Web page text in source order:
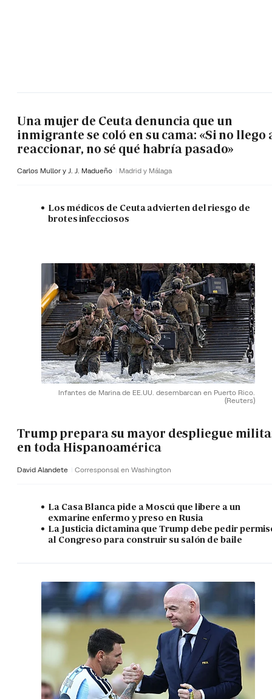
Una mujer de Ceuta denuncia que un
inmigrante se coló en su cama: «Si no llego
reaccionar, no sé qué habría pasado»
Carlos Mullor y J. J. Madueño Madrid y Málaga
Los médicos de Ceuta advierten del riesgo de
brotes infecciosos
Infantes de Marina de EE.UU. desembarcan en Puerto Rico.
(Reuters)
Trump prepara su mayor despliegue
en toda Hispanoamérica
David Alandete Corresponsal en Washington
La Casa Blanca pide a Moscú que libere a un
exmarine enfermo y preso en Rusia
La Justicia dictamina que Trump debe pedir
al Congreso para construir su salón de baile